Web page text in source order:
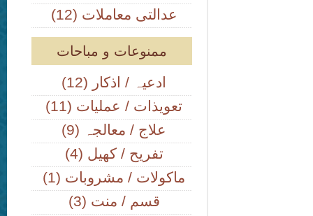
(12) عدالتی معاملات
ممنوعات و مباحات
(12) ادعیہ / اذکار
(11) تعویذات / عملیات
(9) علاج / معالجہ
(4) تفریح / کھیل
(1) ماکولات / مشروبات
(3) قسم / منت